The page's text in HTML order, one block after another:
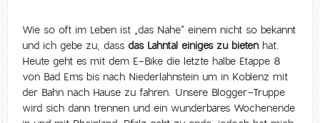
Wie so oft im Leben ist „das Nahe“ einem nicht so bekannt
und ich gebe zu, dassdas Lahntal einiges zu bietenhat.
Heute geht es mit dem E-Bike die letzte halbe Etappe 8
von Bad Ems bis nach Niederlahnstein um in Koblenz mit
der Bahn nach Hause zu fahren. Unsere Blogger-Truppe
wird sich dann trennen und ein wunderbares Wochenende